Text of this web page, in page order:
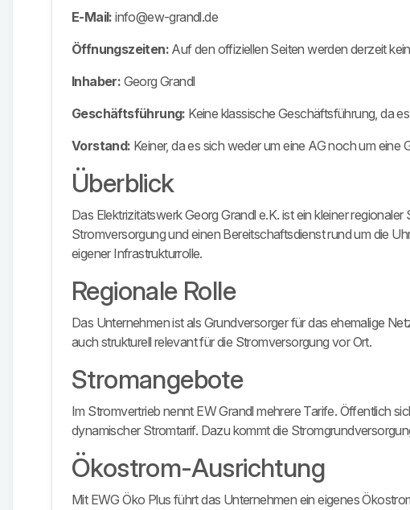
E-Mail: info@ew-grandl.de
Öffnungszeiten: Auf den offiziellen Seiten werden derzeit
Inhaber: Georg Grandl
Geschäftsführung: Keine klassische Geschäftsführung, da
Vorstand: Keiner, da es sich weder um eine AG noch um eine
Überblick
Das Elektrizitätswerk Georg Grandl e.K. ist ein kleiner
Stromversorgung und einen Bereitschaftsdienst rund um die
eigener Infrastrukturrolle.
Regionale Rolle
Das Unternehmen ist als Grundversorger für das ehemalige
auch strukturell relevant für die Stromversorgung vor Ort.
Stromangebote
Im Stromvertrieb nennt EW Grandl mehrere Tarife. Öffentlich
dynamischer Stromtarif. Dazu kommt die
Ökostrom-Ausrichtung
Mit EWG Öko Plus führt das Unternehmen ein eigenes